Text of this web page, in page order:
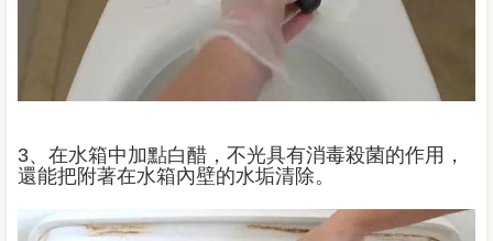
3、在水箱中加點白醋，不光具有消毒殺菌的作用，
還能把附著在水箱內壁的水垢清除。